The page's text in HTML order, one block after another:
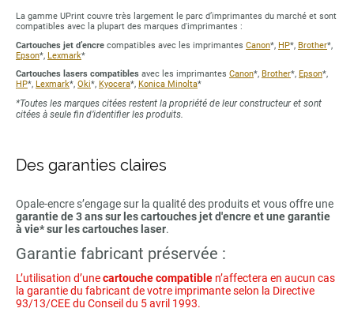
La gamme UPrint couvre très largement le parc d’imprimantes du marché et sont
compatibles avec la plupart des marques d'imprimantes :
Cartouches jet d’encre compatibles avec les imprimantes Canon*, HP*, Brother*,
Epson*, Lexmark*
Cartouches lasers compatibles avec les imprimantes Canon*, Brother*, Epson*,
HP*, Lexmark*, Oki*, Kyocera*, Konica Minolta*
*Toutes les marques citées restent la propriété de leur constructeur et sont
citées à seule fin d’identifier les produits.
Des garanties claires
Opale-encre s’engage sur la qualité des produits et vous offre une
garantie de 3 ans sur les cartouches jet d'encre et une garantie
à vie* sur les cartouches laser.
Garantie fabricant préservée :
L’utilisation d’unecartouche compatible n’affectera en aucun cas
la garantie du fabricant de votre imprimante selon la Directive
93/13/CEE du Conseil du 5 avril 1993.